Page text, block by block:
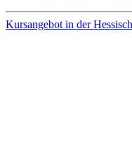
Kursangebot in der